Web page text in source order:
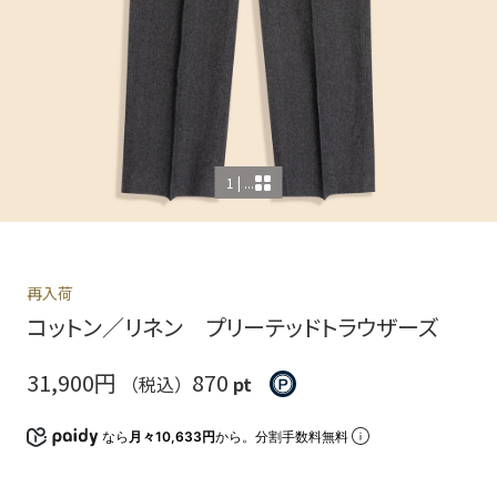
1 | ...
再入荷
コットン／リネン プリーテッドトラウザーズ
31,900円
（税込） 870 pt
なら 月々10,633円から。分割手数料無料